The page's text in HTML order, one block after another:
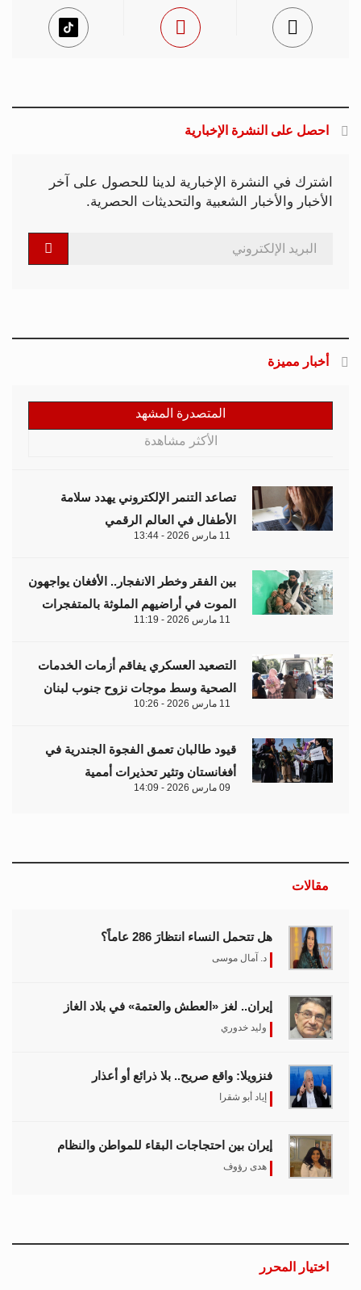
احصل على النشرة الإخبارية
اشترك في النشرة الإخبارية لدينا للحصول على آخر
الأخبار والأخبار الشعبية والتحديثات الحصرية.
أخبار مميزة
المتصدرة المشهد
الأكثر مشاهدة
تصاعد التنمر الإلكتروني يهدد سلامة
الأطفال في العالم الرقمي
11 مارس 2026 - 13:44
بين الفقر وخطر الانفجار.. الأفغان يواجهون
الموت في أراضيهم الملوثة بالمتفجرات
11 مارس 2026 - 11:19
التصعيد العسكري يفاقم أزمات الخدمات
الصحية وسط موجات نزوح جنوب لبنان
11 مارس 2026 - 10:26
قيود طالبان تعمق الفجوة الجندرية في
أفغانستان وتثير تحذيرات أممية
09 مارس 2026 - 14:09
مقالات
هل تتحمل النساء انتظارَ 286 عاماً؟
د. آمال موسى
إيران.. لغز «العطش والعتمة» في بلاد الغاز
وليد خدوري
فنزويلا: واقع صريح.. بلا ذرائع أو أعذار
إياد أبو شقرا
إيران بين احتجاجات البقاء للمواطن والنظام
هدى رؤوف
اختيار المحرر